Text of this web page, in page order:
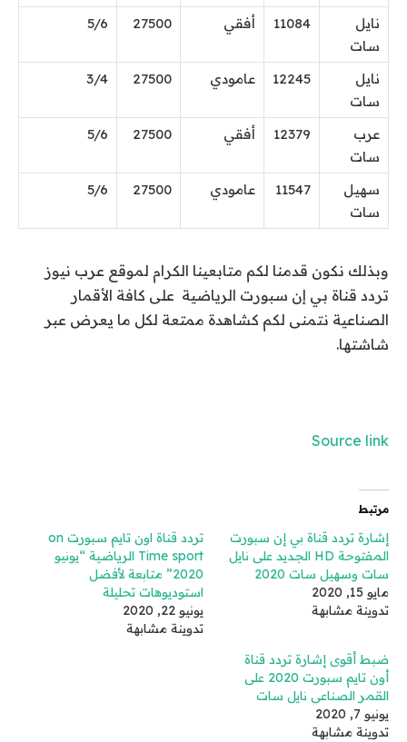
نايل
سات
11084 أفقي 27500
5/6
نايل
سات
12245 عامودي 27500
3/4
عرب
سات
12379 أفقي 27500
5/6
سهيل
سات
11547 عامودي 27500
5/6
وبذلك نكون قدمنا لكم متابعينا الكرام لموقع عرب نيوز
تردد قناة بي إن سبورت الرياضية على كافة الأقمار
الصناعية نتمنى لكم كشاهدة ممتعة لكل ما يعرض عبر
شاشتها.
Source link
مرتبط
إشارة تردد قناة بي إن سبورت
المفتوحة HD الجديد على نايل
سات وسهيل سات 2020
مايو 15, 2020
تدوينة مشابهة
تردد قناة اون تايم سبورت on
Time sport الرياضية “يونيو
2020” متابعة لأفضل
استوديوهات تحليلة
يونيو 22, 2020
تدوينة مشابهة
ضبط أقوى إشارة تردد قناة
أون تايم سبورت 2020 على
القمر الصناعي نايل سات
يونيو 7, 2020
تدوينة مشابهة